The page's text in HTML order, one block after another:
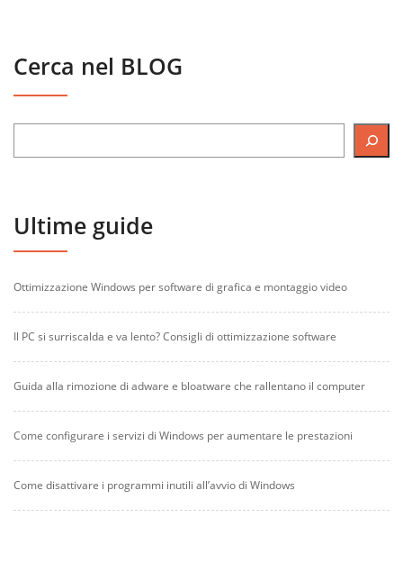
Cerca nel BLOG
Ultime guide
Ottimizzazione Windows per software di grafica e montaggio video
Il PC si surriscalda e va lento? Consigli di ottimizzazione software
Guida alla rimozione di adware e bloatware che rallentano il computer
Come configurare i servizi di Windows per aumentare le prestazioni
Come disattivare i programmi inutili all’avvio di Windows